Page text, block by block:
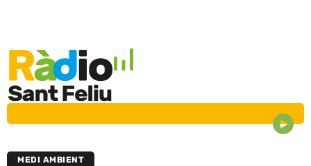
MEDI AMBIENT